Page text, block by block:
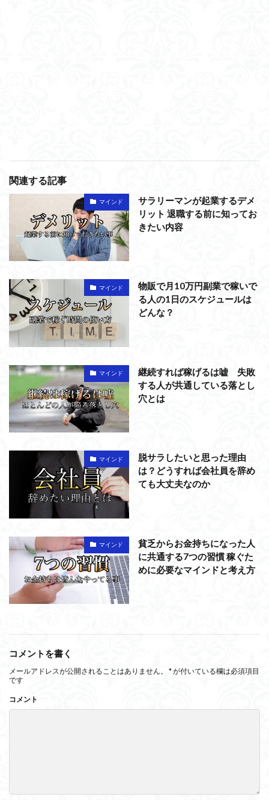
関連する記事
マインド
サラリーマンが起業するデメ
リット 退職する前に知ってお
きたい内容
マインド
物販で月10万円副業で稼いで
る人の1日のスケジュールは
どんな？
マインド
継続すれば稼げるは嘘 失敗
する人が共通している落とし
穴とは
マインド
脱サラしたいと思った理由
は？どうすれば会社員を辞め
ても大丈夫なのか
マインド
貧乏からお金持ちになった人
に共通する7つの習慣 稼ぐた
めに必要なマインドと考え方
コメントを書く
メールアドレスが公開されることはありません。 *が付いている欄は必須項目
です
コメント